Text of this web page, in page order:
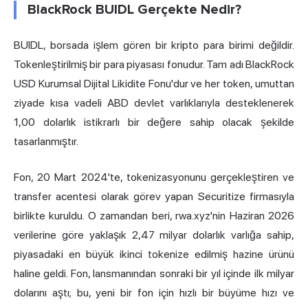
BlackRock BUIDL Gerçekte Nedir?
BUIDL, borsada işlem gören bir kripto para birimi değildir.
Tokenleştirilmiş bir para piyasası fonudur. Tam adı BlackRock
USD Kurumsal Dijital Likidite Fonu'dur ve her token, umuttan
ziyade kısa vadeli ABD devlet varlıklarıyla desteklenerek
1,00 dolarlık istikrarlı bir değere sahip olacak şekilde
tasarlanmıştır.
Fon, 20 Mart 2024'te, tokenizasyonunu gerçekleştiren ve
transfer acentesi olarak görev yapan Securitize firmasıyla
birlikte kuruldu. O zamandan beri,rwa.xyz'nin Haziran 2026
verilerine göre yaklaşık 2,47 milyar dolarlık varlığa sahip,
piyasadaki en büyük ikinci tokenize edilmiş hazine ürünü
haline geldi. Fon, lansmanından sonraki bir yıl içinde ilk milyar
dolarını aştı; bu, yeni bir fon için hızlı bir büyüme hızı ve